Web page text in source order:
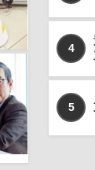
範囲内において
るものとします。
の開示、提供に
ご提供いただき
該当する場合を
くことなく、お
三者に開示、提
のため、個人情
合
4
5